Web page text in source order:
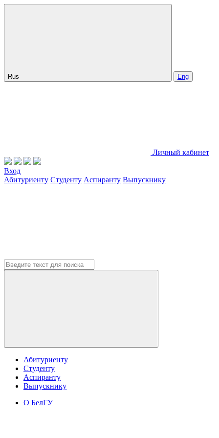
Rus Eng
Личный кабинет
Вход
Абитуриенту Студенту Аспиранту Выпускнику
Абитуриенту
Студенту
Аспиранту
Выпускнику
О БелГУ